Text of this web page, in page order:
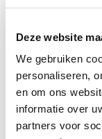
Deze website
We gebruiken
personaliseren,
en om ons
informatie over
partners voor
Snelle levering
Meer informatie
Meer informatie
Maatvoering